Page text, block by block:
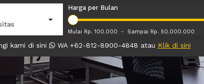
Harga per Bulan
Mulai Rp. 100.000 - Sampai Rp. 50.000.000
kami di sini WA +62-812-8900-4848 atau Klik di sini